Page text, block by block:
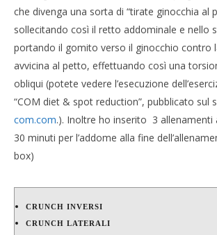
che divenga una sorta di “tirate ginocchia al
sollecitando così il retto addominale e nello
portando il gomito verso il ginocchio contro
avvicina al petto, effettuando così una
obliqui (potete vedere l’esecuzione
“COM diet & spot reduction”, pubblicato sul
com.com.). Inoltre ho inserito 3 allenamenti
30 minuti per l’addome alla fine
box)
CRUNCH INVERSI
CRUNCH LATERALI